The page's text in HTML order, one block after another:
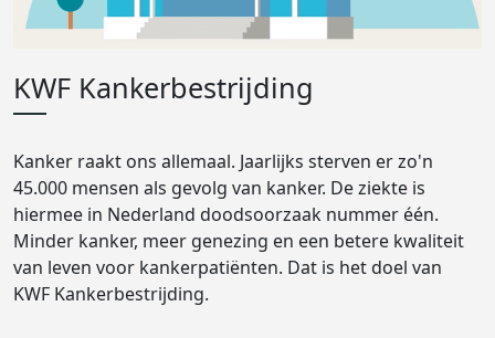
KWF Kankerbestrijding
Kanker raakt ons allemaal. Jaarlijks sterven er zo'n
45.000 mensen als gevolg van kanker. De ziekte is
hiermee in Nederland doodsoorzaak nummer één.
Minder kanker, meer genezing en een betere kwaliteit
van leven voor kankerpatiënten. Dat is het doel van
KWF Kankerbestrijding.